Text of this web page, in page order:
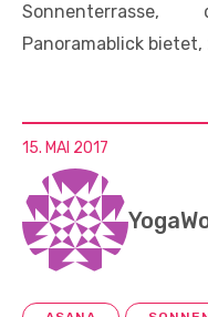
Panoramablick bietet,
15. MAI 2017